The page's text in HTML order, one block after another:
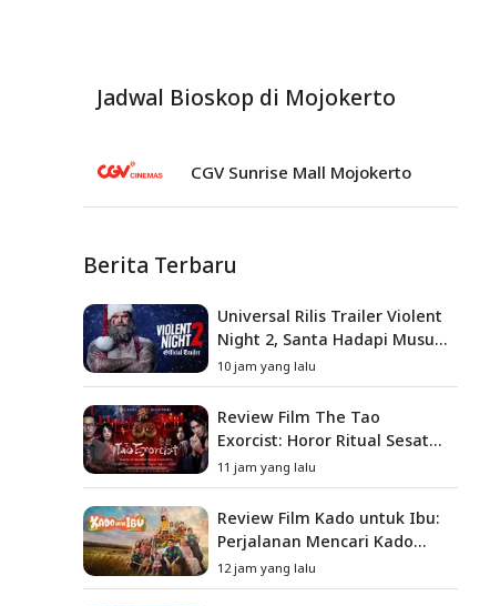
Jadwal Bioskop di Mojokerto
CGV Sunrise Mall Mojokerto
Berita Terbaru
Universal Rilis Trailer Violent
Night 2, Santa Hadapi Musuh
Baru
10 jam yang lalu
Review Film The Tao
Exorcist: Horor Ritual Sesat
Taiwan yang Penuh Misteri
dan Teror Psikologis
11 jam yang lalu
Review Film Kado untuk Ibu:
Perjalanan Mencari Kado
yang Mengajarkan Arti
Keluarga
12 jam yang lalu